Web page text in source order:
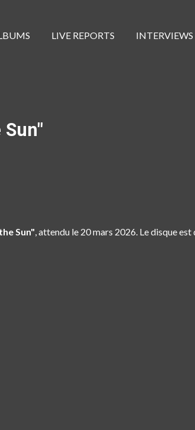
LIVE REPORTS INTERVIEWS
Sun", attendu le 20 mars 2026. Le disque est